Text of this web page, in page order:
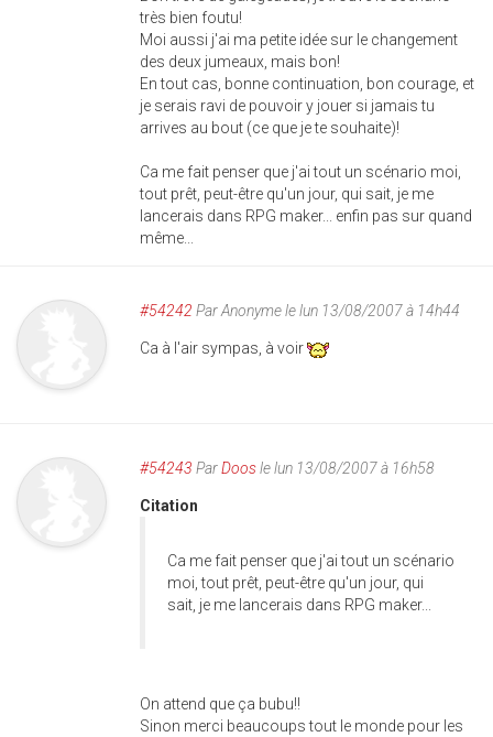
très bien foutu!
Moi aussi j'ai ma petite idée sur le changement
des deux jumeaux, mais bon!
En tout cas, bonne continuation, bon courage, et
je serais ravi de pouvoir y jouer si jamais tu
arrives au bout (ce que je te souhaite)!
Ca me fait penser que j'ai tout un scénario moi,
tout prêt, peut-être qu'un jour, qui sait, je me
lancerais dans RPG maker... enfin pas sur quand
même...
#54242 ParAnonymele lun 13/08/2007 à 14h44
Ca à l'air sympas, à voir
#54243 ParDoosle lun 13/08/2007 à 16h58
Citation
Ca me fait penser que j'ai tout un scénario
moi, tout prêt, peut-être qu'un jour, qui
sait, je me lancerais dans RPG maker...
On attend que ça bubu!!
Sinon merci beaucoups tout le monde pour les